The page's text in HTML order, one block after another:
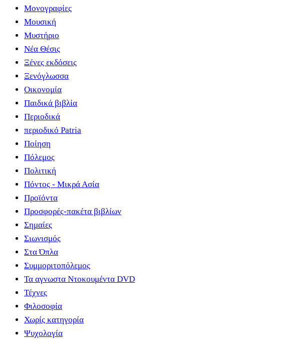
Μονογραφίες
Μουσική
Μυστήριο
Νέα Θέσις
Ξένες εκδόσεις
Ξενόγλωσσα
Οικονομία
Παιδικά βιβλία
Περιοδικά
περιοδικό Patria
Ποίηση
Πόλεμος
Πολιτική
Πόντος - Μικρά Ασία
Προϊόντα
Προσφορές-πακέτα βιβλίων
Σημαίες
Σιωνισμός
Στα Όπλα
Συμμοριτοπόλεμος
Τα αγνωστα Ντοκουμέντα DVD
Τέχνες
Φιλοσοφία
Χωρίς κατηγορία
Ψυχολογία